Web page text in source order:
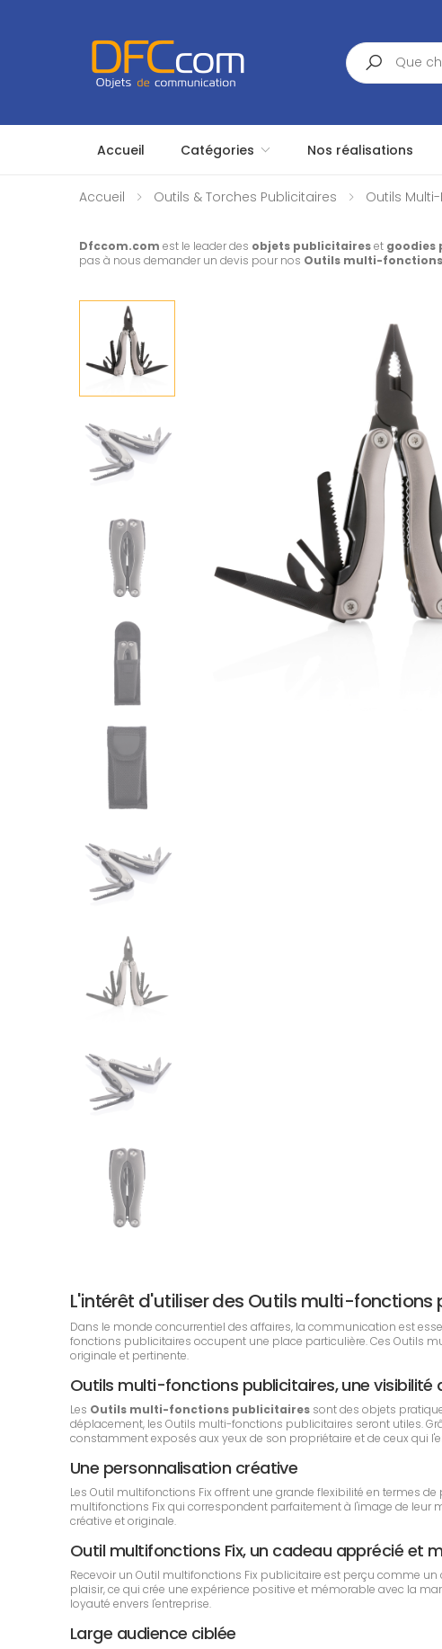
Search
Accueil Catégories Nos réalisations
Accueil Outils & Torches Publicitaires Outils
Dfccom.com est le leader des objets publicitaireset goodies
pas à nous demander un devis pour nos Outils multi-fonctions
L'intérêt d'utiliser des Outils multi-
Dans le monde concurrentiel des affaires, la communication est
fonctions publicitaires occupent une place particulière. Ces Outils
originale et pertinente.
Outils multi-fonctions publicitaires, une visibilité
Les Outils multi-fonctions publicitaires sont des objets
déplacement, les Outils multi-fonctions publicitaires seront utiles.
constamment exposés aux yeux de son propriétaire et de ceux qui
Une personnalisation créative
Les Outil multifonctions Fix offrent une grande flexibilité en termes
multifonctions Fix qui correspondent parfaitement à l'image de leur
créative et originale.
Outil multifonctions Fix, un cadeau apprécié et
Recevoir un Outil multifonctions Fix publicitaire est perçu comme
plaisir, ce qui crée une expérience positive et mémorable avec la
loyauté envers l'entreprise.
Large audience ciblée